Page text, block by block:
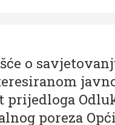
o
prijedloga
poreza